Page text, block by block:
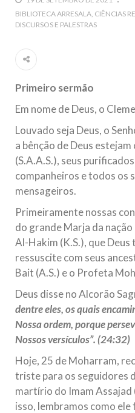
5 DE NOVEMBRO DE 2013
Ano Novo Islâmico e
Islâmico no Brasil parabeniza
no ano novo muçulmano de
todos os irmãos e irmãs um
10 DE NOVEMBRO DE 2013
Falecimento do
Em nome de Deus, o
data em que relembramos o
muçulmanos, o Imam Ali Ibn
(A.S.), conhecido por “Zein
NOTÍCIAS
Centro Islâmico no
ministro das
Na noite da quinta-feira, 03
Brasil recebeu em sua sede,
Relações Exteriores da
Kharrazi, que encontra-se
BIBLIOTECA ARRESALA CIÊNCIAS
DISCURSOS E PALESTRAS
Primeiro sermão
Em nome de Deus, o
Louvado seja Deus, o
a bênção de Deus
(S.A.A.S.), seus
companheiros e todos os
mensageiros.
Primeiramente nossas
do grande Marja da
Al-Hakim (K.S.), que Deus
ressuscite com seus
Bait (A.S.) e o Profeta
Deus disse no Alcorão
dentre eles, os quais
Nossa ordem, porque
Nossos versículos”. (24:32)
Hoje, 25 de Moharram,
triste para os seguidores
martírio do Imam Assajad
isso, lembramos como